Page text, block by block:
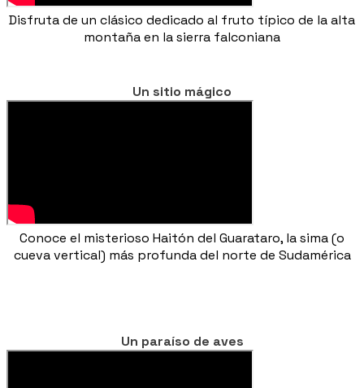
Disfruta de un clásico dedicado al fruto típico de la alta
montaña en la sierra falconiana
Un sitio mágico
Conoce el misterioso Haitón del Guarataro, la sima (o
cueva vertical) más profunda del norte de Sudamérica
Un paraíso de aves